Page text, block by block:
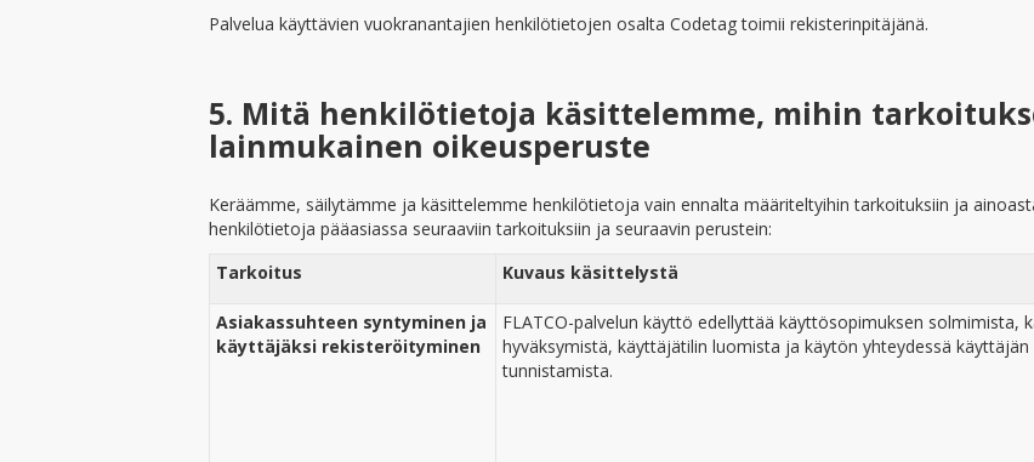
Palvelua käyttävien vuokranantajien henkilötietojen osalta Codetag toimii rekisterinpitäjänä.
5. Mitä henkilötietoja käsittelemme, mihin
lainmukainen oikeusperuste
Keräämme, säilytämme ja käsittelemme henkilötietoja vain ennalta määriteltyihin tarkoituksiin ja
henkilötietoja pääasiassa seuraaviin tarkoituksiin ja seuraavin perustein:
Tarkoitus
Kuvaus käsittelystä
Asiakassuhteen syntyminen ja
käyttäjäksi rekisteröityminen
FLATCO-palvelun käyttö edellyttää käyttösopimuksen solmimista,
hyväksymistä, käyttäjätilin luomista ja käytön yhteydessä käyttäjän
tunnistamista.